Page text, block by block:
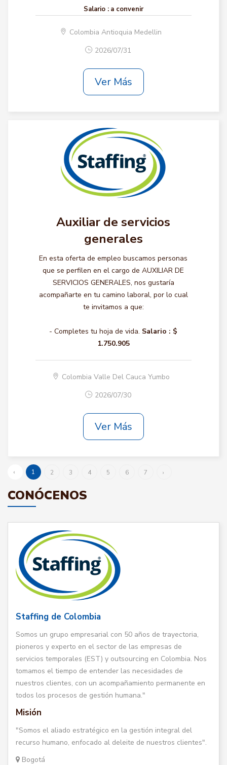
Salario : a convenir
Colombia Antioquia Medellin
2026/07/31
Ver Más
Auxiliar de servicios
generales
En esta oferta de empleo buscamos personas
que se perfilen en el cargo de AUXILIAR DE
SERVICIOS GENERALES, nos gustaría
acompañarte en tu camino laboral, por lo cual
te invitamos a que:
- Completes tu hoja de vida. Salario : $
1.750.905
Colombia Valle Del Cauca Yumbo
2026/07/30
Ver Más
‹ 1 2 3 4 5 6 7 ›
CONÓCENOS
Staffing de Colombia
Somos un grupo empresarial con 50 años de trayectoria,
pioneros y experto en el sector de las empresas de
servicios temporales (EST) y outsourcing en Colombia. Nos
tomamos el tiempo de entender las necesidades de
nuestros clientes, con un acompañamiento permanente en
todos los procesos de gestión humana."
Misión
"Somos el aliado estratégico en la gestión integral del
recurso humano, enfocado al deleite de nuestros clientes".
Bogotá